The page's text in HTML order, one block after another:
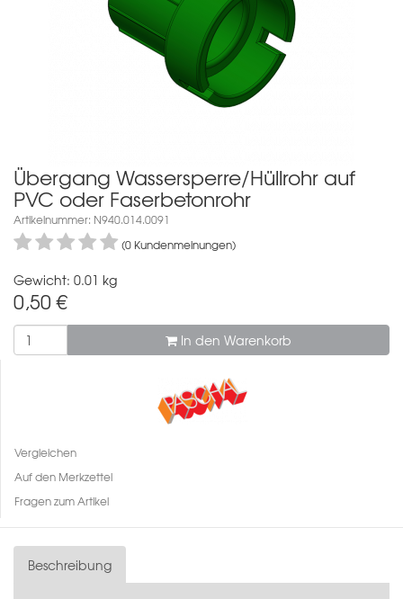
Übergang Wassersperre/Hüllrohr auf
PVC oder Faserbetonrohr
Artikelnummer: N940.014.0091
(0 Kundenmeinungen)
Gewicht: 0.01 kg
0,50 €
In den Warenkorb
Vergleichen
Auf den Merkzettel
Fragen zum Artikel
Beschreibung